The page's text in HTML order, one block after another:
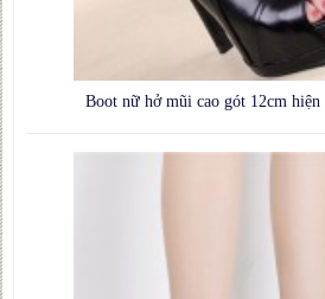
Boot nữ hở mũi cao gót 12cm hiện